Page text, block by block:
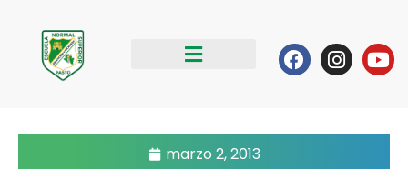
contenido
Facebook
marzo 2, 2013